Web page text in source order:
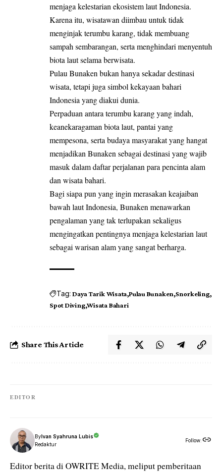
menjaga kelestarian ekosistem laut Indonesia.
Karena itu, wisatawan diimbau untuk tidak
menginjak terumbu karang, tidak membuang
sampah sembarangan, serta menghindari menyentuh
biota laut selama berwisata.
Pulau Bunaken bukan hanya sekadar destinasi
wisata, tetapi juga simbol kekayaan bahari
Indonesia yang diakui dunia.
Perpaduan antara terumbu karang yang indah,
keanekaragaman biota laut, pantai yang
mempesona, serta budaya masyarakat yang hangat
menjadikan Bunaken sebagai destinasi yang wajib
masuk dalam daftar perjalanan para pencinta alam
dan wisata bahari.
Bagi siapa pun yang ingin merasakan keajaiban
bawah laut Indonesia, Bunaken menawarkan
pengalaman yang tak terlupakan sekaligus
mengingatkan pentingnya menjaga kelestarian laut
sebagai warisan alam yang sangat berharga.
Tag: Daya Tarik Wisata Pulau Bunaken Snorkeling
Spot Diving Wisata Bahari
Share This Article
EDITOR
ByIvan Syahruna Lubis
Redaktur
Follow:
Editor berita di OWRITE Media, meliput pemberitaan